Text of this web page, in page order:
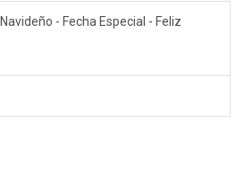
- Fecha Especial - Feliz